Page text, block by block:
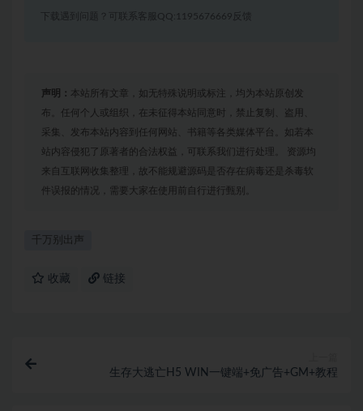
下载遇到问题？可联系客服QQ:1195676669反馈
声明： 本站所有文章，如无特殊说明或标注，均为本站原创发
布。任何个人或组织，在未征得本站同意时，禁止复制、盗用、
采集、发布本站内容到任何网站、书籍等各类媒体平台。如若本
站内容侵犯了原著者的合法权益，可联系我们进行处理。 资源均
来自互联网收集整理，故不能规避源码是否存在病毒还是杀毒软
件误报的情况，需要大家在使用前自行进行甄别。
千万别出声
收藏 链接
生存大逃亡H5 WIN一键端+免广告+GM+教程